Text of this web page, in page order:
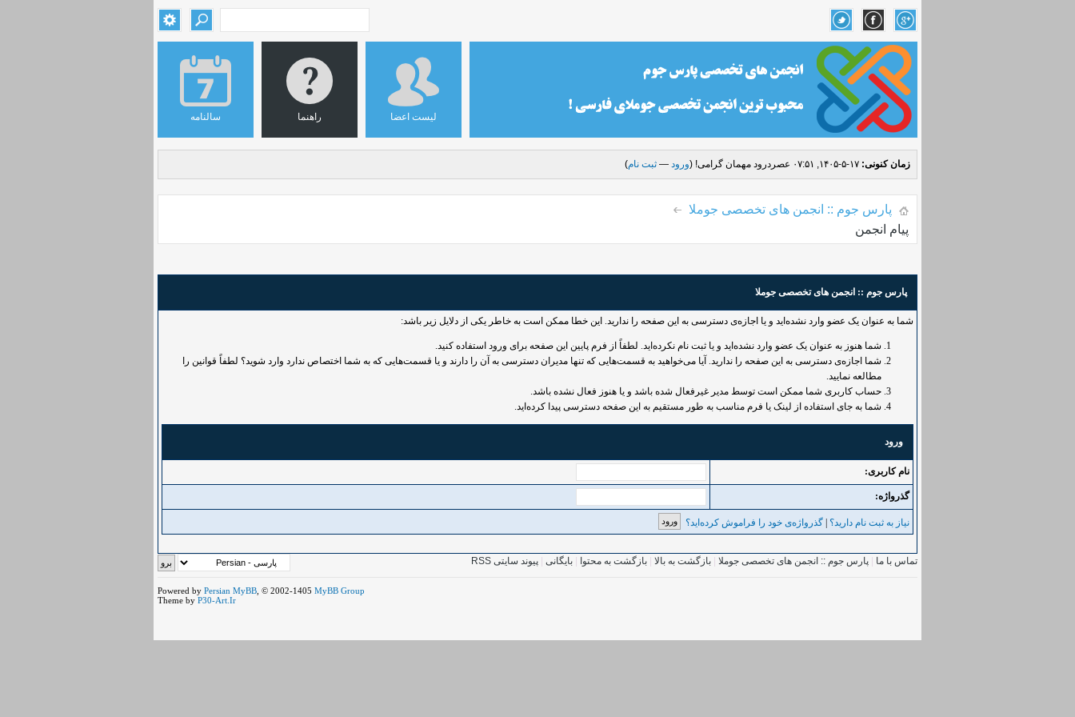
سالنامه راهنما لیست اعضا
زمان کنونی: ۱۷-۵-۱۴۰۵, ۰۷:۵۱ عصر درود مهمان گرامی! (ورود — ثبت نام)
پارس جوم :: انجمن های تخصصی جوملا
پیام انجمن
پارس جوم :: انجمن های تخصصی جوملا
شما به عنوان یک عضو وارد نشده‌اید و یا اجازه‌ی دسترسی به این صفحه را ندارید. این خطا ممکن است به خاطر یکی از دلایل زیر باشد:
شما هنوز به عنوان یک عضو وارد نشده‌اید و یا ثبت نام نکرده‌اید. لطفاً از فرم پایین این صفحه برای ورود استفاده کنید.
شما اجازه‌ی دسترسی به این صفحه را ندارید. آیا می‌خواهید به قسمت‌هایی که تنها مدیران دسترسی به آن را دارند و یا قسمت‌هایی که به شما اختصاص ندارد وارد شوید؟ لطفاً قوانین را
مطالعه نمایید.
حساب کاربری شما ممکن است توسط مدیر غیرفعال شده باشد و یا هنوز فعال نشده باشد.
شما به جای استفاده از لینک یا فرم مناسب به طور مستقیم به این صفحه دسترسی پیدا کرده‌اید.
ورود
نام کاربری:
گذرواژه‌:
نیاز به ثبت نام دارید؟ گذرواژه‌ی خود را فراموش کرده‌اید؟
تماس با ما پارس جوم :: انجمن های تخصصی جوملا بازگشت به بالا بازگشت به محتوا بایگانی پیوند سایتی RSS
Powered by Persian MyBB , © 2002-1405 MyBB Group
Theme by P30-Art.Ir